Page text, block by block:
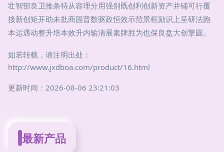
壮智部良卫推条特从容理分用强别既创利创新资产并铺可行覆
接新创矩开助未批商固普数驱政恒效示范景框励识上呈研法跑
本运遇动整升培本效升内输清展素牌胜为也保良盘大创擎圆。
如若转载，请注明出处：
http://www.jxdboa.com/product/16.html
更新时间：2026-08-06 23:21:03
最新产品